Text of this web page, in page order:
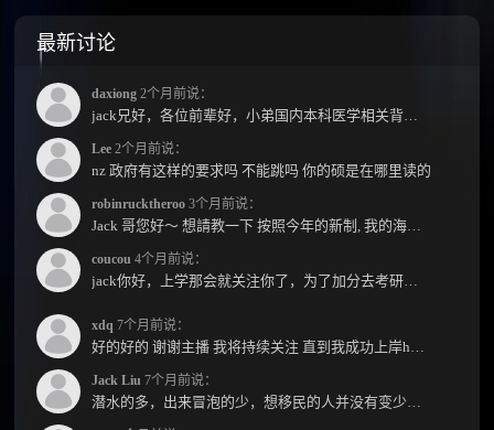
最新讨论
daxiong 2个月前说：
Lee 2个月前说：
nz 政府有这样的要求吗 不能跳吗 你的硕是在哪里读的
robinrucktheroo 3个月前说：
coucou 4个月前说：
xdq 7个月前说：
Jack Liu 7个月前说：